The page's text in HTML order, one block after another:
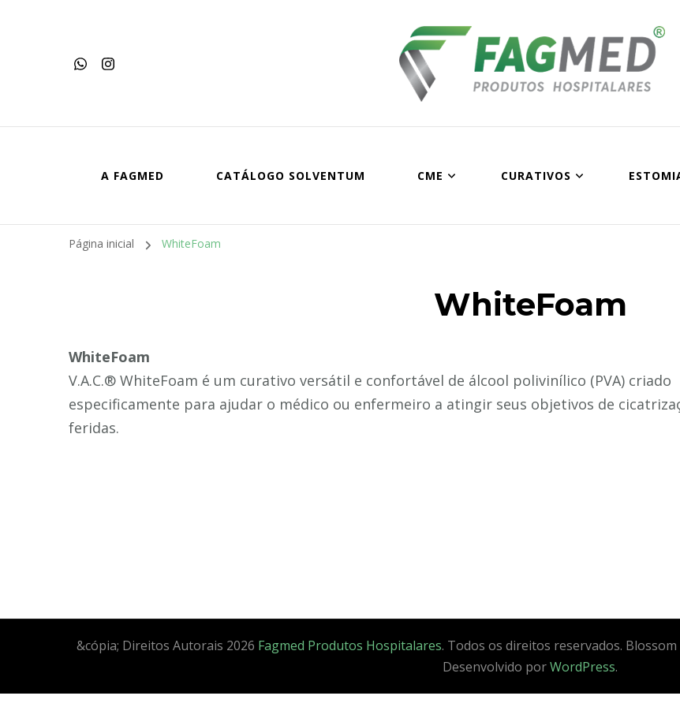
Fagmed Produtos
A FAGMED CATÁLOGO SOLVENTUM CME CURATIVOS
Página inicial WhiteFoam
WhiteFoam
WhiteFoam
V.A.C.® WhiteFoam é um curativo versátil e confortável de álcool polivinílico (PVA) criado
especificamente para ajudar o médico ou enfermeiro a atingir seus objetivos de
feridas.
&cópia; Direitos Autorais 2026 Fagmed Produtos Hospitalares. Todos os direitos reservados.
Desenvolvido porWordPress.